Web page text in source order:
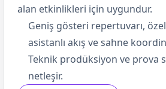
alan etkinlikleri için uygundur.
Geniş gösteri repertuvarı,
asistanlı akış ve sahne
Teknik prodüksiyon ve prova
netleşir.